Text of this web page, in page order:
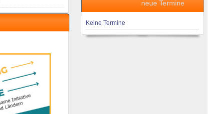
neue Termine
Keine Termine